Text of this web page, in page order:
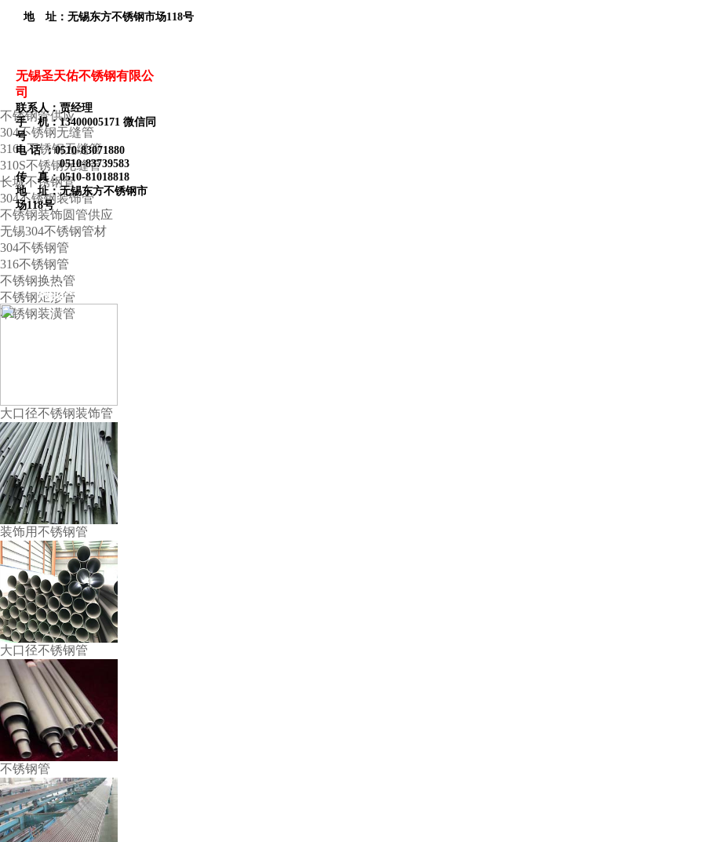
地 址：无锡东方不锈钢市场118号
无锡圣天佑产品导航
不锈钢管供应
304不锈钢无缝管
316L不锈钢无缝管
310S不锈钢无缝管
长城不锈钢管
304不锈钢装饰管
不锈钢装饰圆管供应
无锡304不锈钢管材
304不锈钢管
316不锈钢管
不锈钢换热管
不锈钢矩形管
不锈钢装潢管
无锡圣天佑不锈钢有限公
司
联系人：贾经理
手 机：13400005171 微信同
号
电 话 ：0510-83071880
0510-83739583
传 真：0510-81018818
地 址：无锡东方不锈钢市
场118号
热卖产品
大口径不锈钢装饰管
装饰用不锈钢管
大口径不锈钢管
不锈钢管